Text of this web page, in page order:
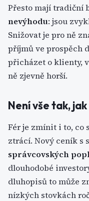
Přesto mají tradiční
nevýhodu: jsou
Snižovat je pro ně
příjmů ve prospěch
přicházet o klienty,
ně zjevně horší.
Není vše tak,
Fér je zmínit i to, co
ztrácí. Nový ceník s
správcovských
dlouhodobé
dluhopisů to může
nízkých stovkách